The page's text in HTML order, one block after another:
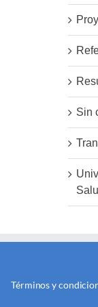
Sin
Términos y